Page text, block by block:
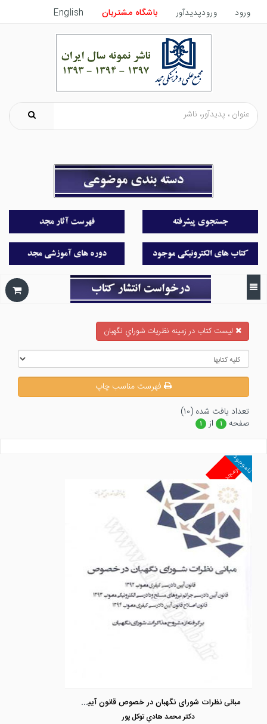
ورود ورودپدیدآور باشگاه مشتریان English
ليست كتاب در زمينه نظريات شوراي نگهبان
فهرست مناسب چاپ
تعداد يافت شده (۱۰)
صفحه
۱ از ۱
غیرمجد
ناموجود
مبانی نظرات شورای نگهبان در خصوص قانون آیین دادرسی کیفری 1392
دكتر محمد هادي توكل پور